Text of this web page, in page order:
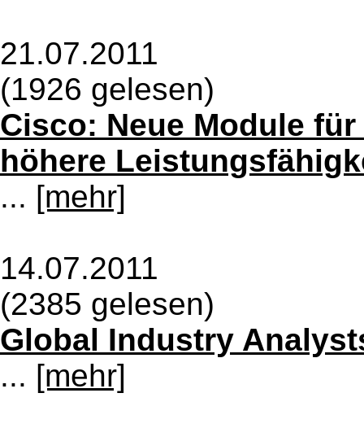
21.07.2011
(1926 gelesen)
Cisco: Neue Module
höhere
... [mehr]
14.07.2011
(2385 gelesen)
Global Industry
... [mehr]